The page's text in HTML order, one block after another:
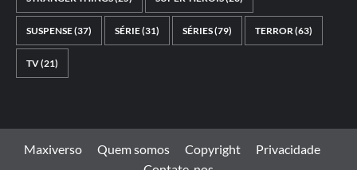
SUSPENSE(37) SÉRIE(31) SÉRIES(79) TERROR(63)
TV(21)
Maxiverso Quem somos Copyright
Privacidade